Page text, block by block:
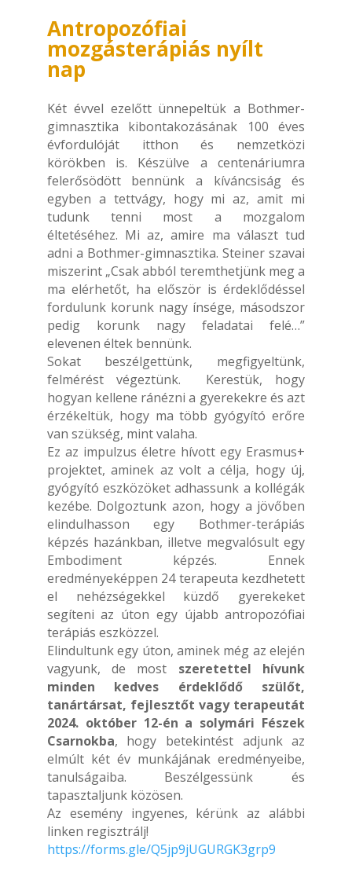
Antropozófiai
mozgásterápiás nyílt
nap
Két évvel ezelőtt ünnepeltük a Bothmer-
gimnasztika kibontakozásának 100 éves
évfordulóját itthon és nemzetközi
körökben is. Készülve a centenáriumra
felerősödött bennünk a kíváncsiság és
egyben a tettvágy, hogy mi az, amit mi
tudunk tenni most a mozgalom
éltetéséhez. Mi az, amire ma választ tud
adni a Bothmer-gimnasztika. Steiner szavai
miszerint „Csak abból teremthetjünk meg a
ma elérhetőt, ha először is érdeklődéssel
fordulunk korunk nagy ínsége, másodszor
pedig korunk nagy feladatai felé…”
elevenen éltek bennünk.
Sokat beszélgettünk, megfigyeltünk,
felmérést végeztünk. Kerestük, hogy
hogyan kellene ránézni a gyerekekre és azt
érzékeltük, hogy ma több gyógyító erőre
van szükség, mint valaha.
Ez az impulzus életre hívott egy Erasmus+
projektet, aminek az volt a célja, hogy új,
gyógyító eszközöket adhassunk a kollégák
kezébe. Dolgoztunk azon, hogy a jövőben
elindulhasson egy Bothmer-terápiás
képzés hazánkban, illetve megvalósult egy
Embodiment képzés. Ennek
eredményeképpen 24 terapeuta kezdhetett
el nehézségekkel küzdő gyerekeket
segíteni az úton egy újabb antropozófiai
terápiás eszközzel.
Elindultunk egy úton, aminek még az elején
vagyunk, de most szeretettel hívunk
minden kedves érdeklődő szülőt,
tanártársat, fejlesztőt vagy terapeutát
2024. október 12-én a solymári Fészek
Csarnokba, hogy betekintést adjunk az
elmúlt két év munkájának eredményeibe,
tanulságaiba. Beszélgessünk és
tapasztaljunk közösen.
Az esemény ingyenes, kérünk az alábbi
linken regisztrálj!
https://forms.gle/Q5jp9jUGURGK3grp9